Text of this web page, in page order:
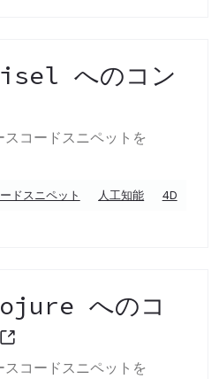
へのコン
コードスニペットを
ドスニペット 人工知能
4D
へのコ
コードスニペットを